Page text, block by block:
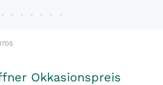
Okkasionspreis